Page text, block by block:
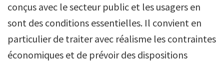
conçus avec le secteur public et les usagers en
sont des conditions essentielles. Il convient en
particulier de traiter avec réalisme les contraintes
économiques et de prévoir des dispositions